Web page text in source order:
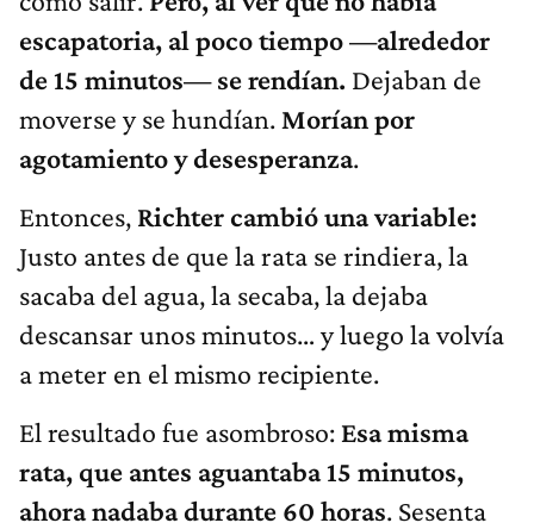
escapatoria, al poco tiempo —alrededor
de 15 minutos— se rendían. Dejaban de
moverse y se hundían. Morían por
agotamiento y desesperanza.
Entonces, Richter cambió una variable:
Justo antes de que la rata se rindiera, la
sacaba del agua, la secaba, la dejaba
descansar unos minutos… y luego la volvía
a meter en el mismo recipiente.
El resultado fue asombroso: Esa misma
rata, que antes aguantaba 15 minutos,
ahora nadaba durante 60 horas. Sesenta